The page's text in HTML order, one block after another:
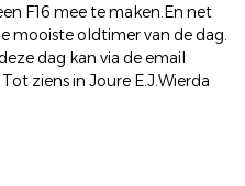
F16 mee te maken.En net
mooiste oldtimer van de dag.
dag kan via de email
ziens in Joure E.J.Wierda